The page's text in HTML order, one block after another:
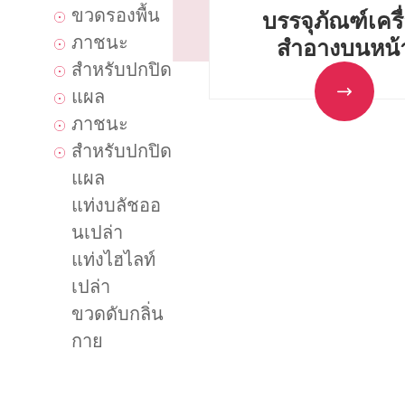
ขวดรองพื้น
ภาชนะ
สำหรับปกปิด
แผล
ภาชนะ
สำหรับปกปิด
แผล
แท่งบลัชออ
นเปล่า
แท่งไฮไลท์
เปล่า
ขวดดับกลิ่น
กาย
บรรจุภัณฑ์เค
สำอางบนหน้